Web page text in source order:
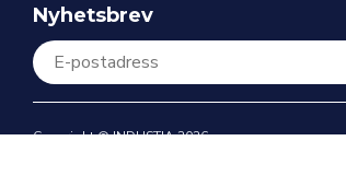
Nyhetsbrev
Copyright © INDUSTIA 2026